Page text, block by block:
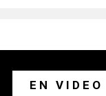
EN VIDEO